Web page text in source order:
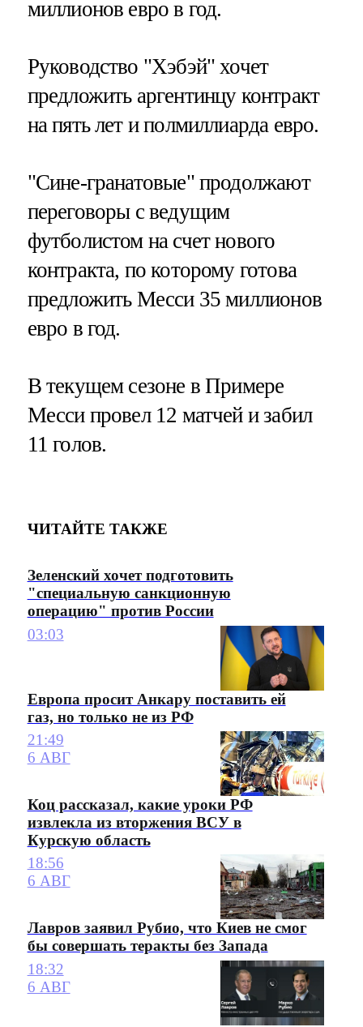
миллионов евро в год.
Руководство "Хэбэй" хочет
предложить аргентинцу контракт
на пять лет и полмиллиарда евро.
"Сине-гранатовые" продолжают
переговоры с ведущим
футболистом на счет нового
контракта, по которому готова
предложить Месси 35 миллионов
евро в год.
В текущем сезоне в Примере
Месси провел 12 матчей и забил
11 голов.
ЧИТАЙТЕ ТАКЖЕ
Зеленский хочет подготовить
"специальную санкционную
операцию" против России
03:03
Европа просит Анкару поставить ей
газ, но только не из РФ
21:49
6 АВГ
Коц рассказал, какие уроки РФ
извлекла из вторжения ВСУ в
Курскую область
18:56
6 АВГ
Лавров заявил Рубио, что Киев не смог
бы совершать теракты без Запада
18:32
6 АВГ